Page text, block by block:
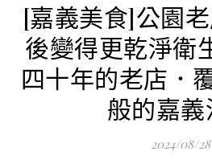
[嘉義美食]公園
後變得更乾淨衛
四十年的老店．
般的嘉義
2024/08/28